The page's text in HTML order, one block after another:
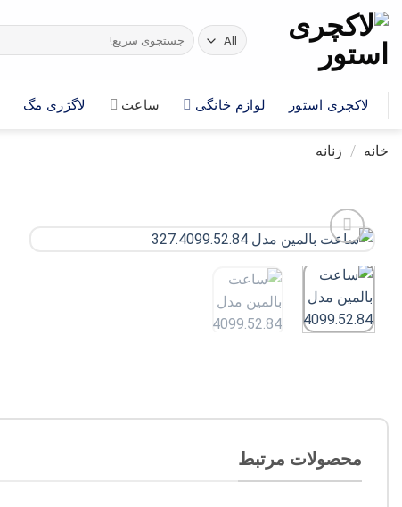
Skip
content
جستجو
برای:
لاکچری استور لوازم خانگی ساعت لاگژری مگ
خانه / زنانه
محصولات مرتبط